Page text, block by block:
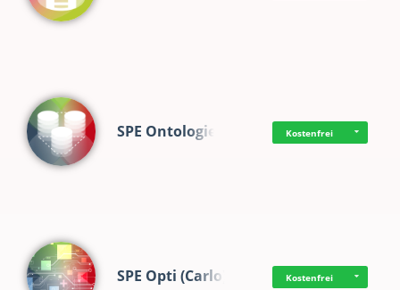
SPE Ontologie Kostenfrei
SPE Opti (Carlo) Kostenfrei